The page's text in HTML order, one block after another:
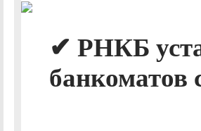
✔ РНКБ
банкоматов